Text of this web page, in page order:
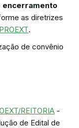
encerramento
as diretrizes
.
de convênio
REITORIA -
de Edital de